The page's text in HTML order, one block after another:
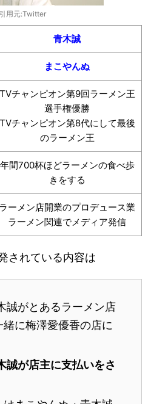
用元:Twitter
青木誠
まこやんぬ
TVチャンピオン第9回ラーメン王
選手権優勝
TVチャンピオン第8代にして最後
のラーメン王
年間700杯ほどラーメンの食べ歩
きをする
ラーメン店開業のプロデュース業
ラーメン関連でメディア発信
されている内容は
誠がとあるラーメン店
緒に梅澤愛優香の店に
誠が店主に支払いをさ